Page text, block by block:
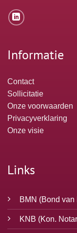
Informatie
Contact
Sollicitatie
Onze voorwaarden
Privacyverklaring
Onze visie
Links
BMN (Bond van
KNB (Kon.